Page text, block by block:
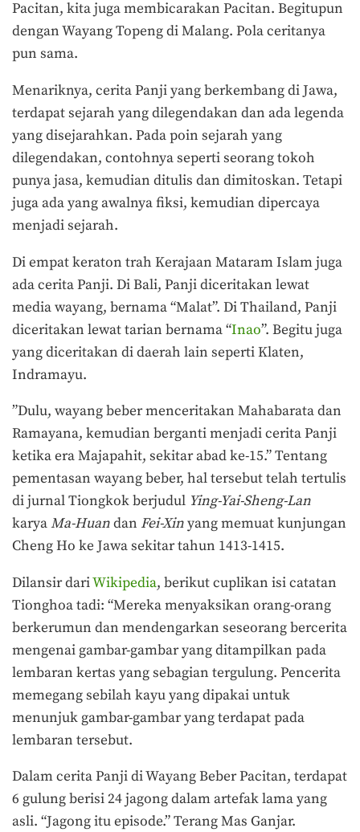
Pacitan, kita juga membicarakan Pacitan. Begitupun
dengan Wayang Topeng di Malang. Pola ceritanya
pun sama.
Menariknya, cerita Panji yang berkembang di Jawa,
terdapat sejarah yang dilegendakan dan ada legenda
yang disejarahkan. Pada poin sejarah yang
dilegendakan, contohnya seperti seorang tokoh
punya jasa, kemudian ditulis dan dimitoskan. Tetapi
juga ada yang awalnya fiksi, kemudian dipercaya
menjadi sejarah.
Di empat keraton trah Kerajaan Mataram Islam juga
ada cerita Panji. Di Bali, Panji diceritakan lewat
media wayang, bernama “Malat”. Di Thailand, Panji
diceritakan lewat tarian bernama “Inao”. Begitu juga
yang diceritakan di daerah lain seperti Klaten,
Indramayu.
”Dulu, wayang beber menceritakan Mahabarata dan
Ramayana, kemudian berganti menjadi cerita Panji
ketika era Majapahit, sekitar abad ke-15.” Tentang
pementasan wayang beber, hal tersebut telah tertulis
di jurnal Tiongkok berjudul Ying-Yai-Sheng-Lan
karyaMa-Huandan Fei-Xinyang memuat kunjungan
Cheng Ho ke Jawa sekitar tahun 1413-1415.
Dilansir dariWikipedia, berikut cuplikan isi catatan
Tionghoa tadi: “Mereka menyaksikan orang-orang
berkerumun dan mendengarkan seseorang bercerita
mengenai gambar-gambar yang ditampilkan pada
lembaran kertas yang sebagian tergulung. Pencerita
memegang sebilah kayu yang dipakai untuk
menunjuk gambar-gambar yang terdapat pada
lembaran tersebut.
Dalam cerita Panji di Wayang Beber Pacitan, terdapat
6 gulung berisi 24 jagong dalam artefak lama yang
asli. “Jagong itu episode.” Terang Mas Ganjar.